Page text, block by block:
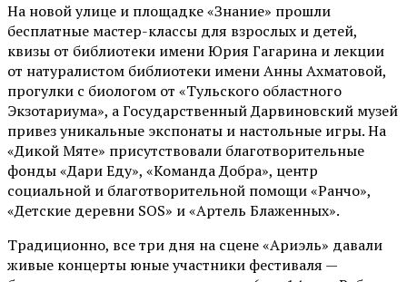
На новой улице и площадке «Знание» прошли
бесплатные мастер-классы для взрослых и детей,
квизы от библиотеки имени Юрия Гагарина и лекции
от натуралистом библиотеки имени Анны Ахматовой,
прогулки с биологом от «Тульского областного
Экзотариума», а Государственный Дарвиновский музей
привез уникальные экспонаты и настольные игры. На
«Дикой Мяте» присутствовали благотворительные
фонды «Дари Еду», «Команда Добра», центр
социальной и благотворительной помощи «Ранчо»,
«Детские деревни SOS» и «Артель Блаженных».
Традиционно, все три дня на сцене«Ариэль» давали
живые концерты юные участники фестиваля —